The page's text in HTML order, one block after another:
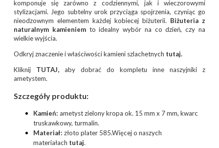
komponuje się zarówno z codziennymi, jak i wieczorowymi
stylizacjami. Jego subtelny urok przyciąga spojrzenia, czyniąc go
nieodzownym elementem każdej kobiecej biżuterii. Biżuteria z
naturalnym kamieniemto idealny wybór na co dzień, czy na
wielkie wyjścia.
Odkryj znaczenie i właściwości kamieni szlachetnych tutaj.
Kliknij TUTAJ, aby dobrać do kompletu inne naszyjniki z
ametystem.
Szczegóły produktu:
Kamień: ametyst zielony kropa ok. 15 mm x 7 mm, kwarc
truskawkowy, turmalin.
Materiał: złoto plater 585.Więcej o naszych
materiałach tutaj.